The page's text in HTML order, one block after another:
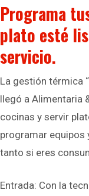
Programa
plato esté
servicio.
La gestión térmica
llegó a Alimentaria
cocinas y servir
programar equipos
tanto si eres
Entrada: Con la